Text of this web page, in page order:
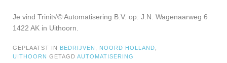
Je vind Trinit√© Automatisering B.V. op: J.N. Wagenaarweg 6
1422 AK in Uithoorn.
GEPLAATST IN BEDRIJVEN NOORD HOLLAND
UITHOORN GETAGD AUTOMATISERING